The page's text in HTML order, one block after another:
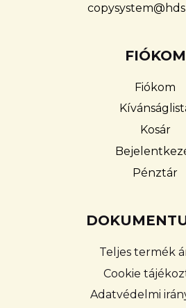
FIÓKOM
Fiókom
Kosár
Pénztár
Teljes termék
Cookie
Adatvédelmi